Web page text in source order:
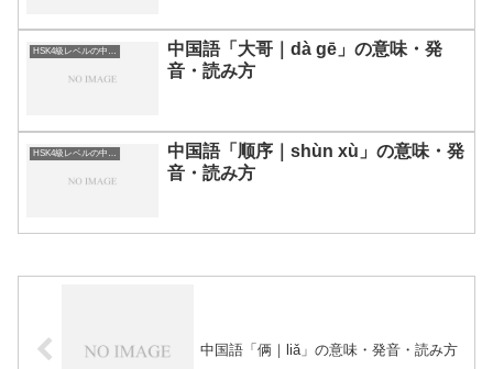
中国語「大哥｜dà gē」の意味・発
音・読み方
中国語「顺序｜shùn xù」の意味・発
音・読み方
中国語「俩｜liǎ」の意味・発音・読み方